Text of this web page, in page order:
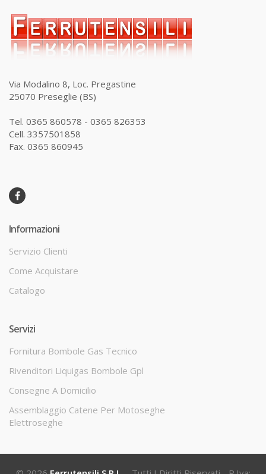
Via Modalino 8, Loc. Pregastine
25070 Preseglie (BS)
Tel. 0365 860578 - 0365 826353
Cell. 3357501858
Fax. 0365 860945
Informazioni
Servizio Clienti
Come Acquistare
Catalogo
Servizi
Fornitura Bombole Gas Tecnico
Rivenditori Liquigas Bombole Gpl
Consegne A Domicilio
Assemblaggio Catene Per Motoseghe
Elettroseghe